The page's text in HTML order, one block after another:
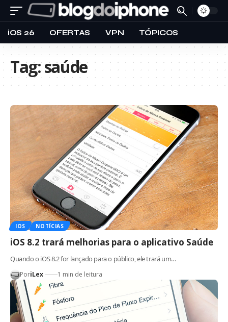
iOS 26 OFERTAS VPN TÓPICOS
Tag:saúde
IOS NOTÍCIAS
iOS 8.2 trará melhorias para o aplicativo Saúde
Quando o iOS 8.2 for lançado para o público, ele trará um…
PoriLex 1 min de leitura